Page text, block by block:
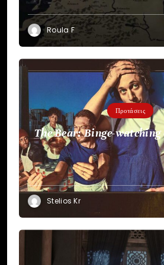
Roula F
Προτάσεις
The Bear: Binge-watching
Stelios Kr